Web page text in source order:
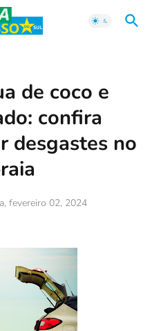
de coco e
confira
desgastes no
fevereiro 02, 2024